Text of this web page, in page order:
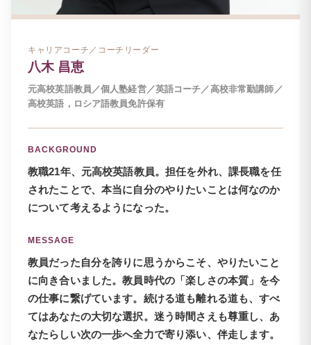
キャリアコーチ／コーチリーダー
八木 昌恵
元高校英語教員／個人塾経営／英語コーチ／高校非常勤講師／
高校英語，ロシア語教員免許保有
BACKGROUND
教職21年、元高校英語教員。担任を外れ、課長職を任
されたことで、本当に自分のやりたいことは何なのか
について考えるようになった。
MESSAGE
教員だった自分を誇りに思うからこそ、やりたいこと
に向き合いました。教員時代の「楽しさの本質」を今
の仕事に繋げています。続ける道も離れる道も、すべ
てはあなたの大切な選択。迷う時間さえも尊重し、あ
なたらしい次の一歩へ全力で寄り添い、伴走します。